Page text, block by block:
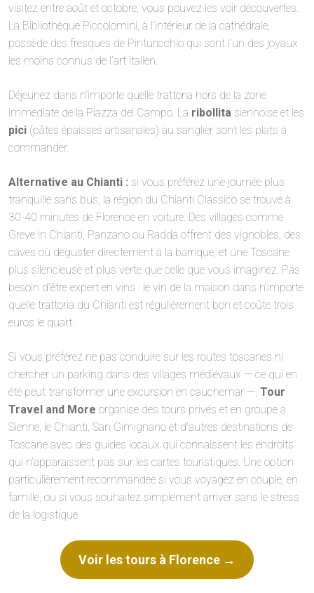
visitez entre août et octobre, vous pouvez les voir découvertes.
La Bibliothèque Piccolomini, à l’intérieur de la cathédrale,
possède des fresques de Pinturicchio qui sont l’un des joyaux
les moins connus de l’art italien.
Déjeunez dans n’importe quelle trattoria hors de la zone
immédiate de la Piazza del Campo. La ribollita siennoise et les
pici (pâtes épaisses artisanales) au sanglier sont les plats à
commander.
Alternative au Chianti : si vous préférez une journée plus
tranquille sans bus, la région du Chianti Classico se trouve à
30-40 minutes de Florence en voiture. Des villages comme
Greve in Chianti, Panzano ou Radda offrent des vignobles, des
caves où déguster directement à la barrique, et une Toscane
plus silencieuse et plus verte que celle que vous imaginez. Pas
besoin d’être expert en vins : le vin de la maison dans n’importe
quelle trattoria du Chianti est régulièrement bon et coûte trois
euros le quart.
Si vous préférez ne pas conduire sur les routes toscanes ni
chercher un parking dans des villages médiévaux — ce qui en
été peut transformer une excursion en cauchemar —, Tour
Travel and More organise des tours privés et en groupe à
Sienne, le Chianti, San Gimignano et d’autres destinations de
Toscane avec des guides locaux qui connaissent les endroits
qui n’apparaissent pas sur les cartes touristiques. Une option
particulièrement recommandée si vous voyagez en couple, en
famille, ou si vous souhaitez simplement arriver sans le stress
de la logistique.
Voir les tours à Florence →